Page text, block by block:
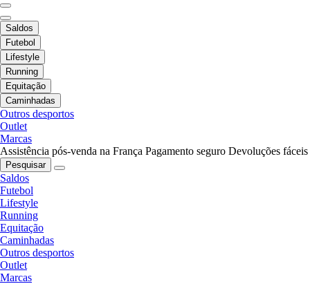
Saldos
Futebol
Lifestyle
Running
Equitação
Caminhadas
Outros desportos
Outlet
Marcas
Assistência pós-venda na França Pagamento seguro Devoluções fáceis
Pesquisar
Saldos
Futebol
Lifestyle
Running
Equitação
Caminhadas
Outros desportos
Outlet
Marcas